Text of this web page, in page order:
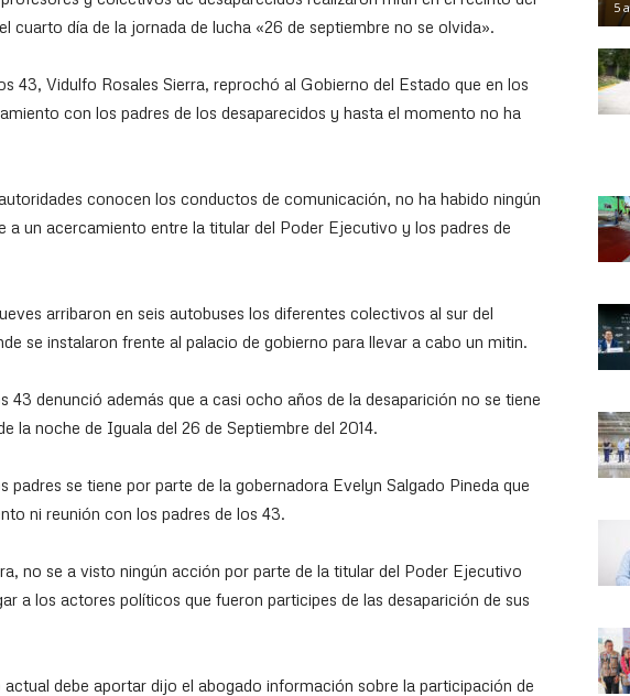
cuarto día de la jornada de lucha «26 de septiembre no se olvida».
43, Vidulfo Rosales Sierra, reprochó al Gobierno del Estado que en los
con los padres de los desaparecidos y hasta el momento no ha
conocen los conductos de comunicación, no ha habido ningún
a un acercamiento entre la titular del Poder Ejecutivo y los padres de
arribaron en seis autobuses los diferentes colectivos al sur del
se instalaron frente al palacio de gobierno para llevar a cabo un mitin.
43 denunció además que a casi ocho años de la desaparición no se tiene
la noche de Iguala del 26 de Septiembre del 2014.
padres se tiene por parte de la gobernadora Evelyn Salgado Pineda que
ni reunión con los padres de los 43.
no se a visto ningún acción por parte de la titular del Poder Ejecutivo
a los actores políticos que fueron participes de las desaparición de sus
debe aportar dijo el abogado información sobre la participación de
5